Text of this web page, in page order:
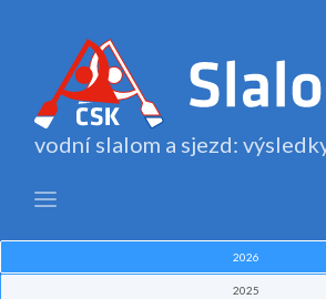
vodní slalom a sjezd:
2026
2025